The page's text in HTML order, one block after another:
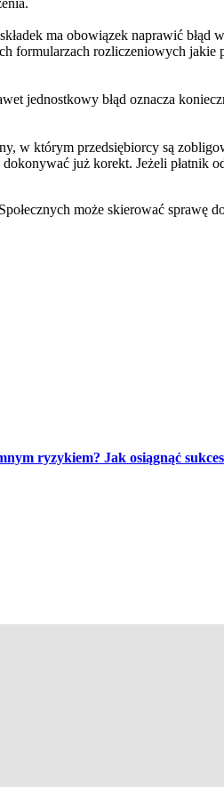
ma obowiązek naprawić błąd
formularzach rozliczeniowych jakie
jednostkowy błąd oznacza
w którym przedsiębiorcy są
już korekt. Jeżeli płatnik
może skierować sprawę
ryzykiem? Jak osiągnąć